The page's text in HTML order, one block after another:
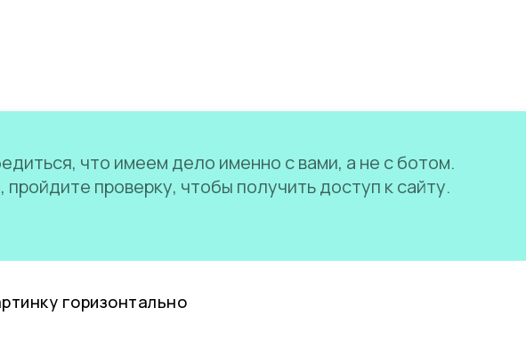
что имеем дело именно с вами, а не с ботом.
проверку, чтобы получить доступ к сайту.
горизонтально